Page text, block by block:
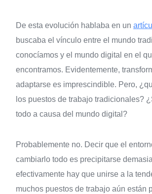
De esta evolución hablaba en un
buscaba el vínculo entre el mundo
conocíamos y el mundo digital en el
encontramos. Evidentemente,
adaptarse es imprescindible. Pero,
los puestos de trabajo tradicionales?
todo a causa del mundo digital?
Probablemente no. Decir que el
cambiarlo todo es precipitarse
efectivamente hay que unirse a la
muchos puestos de trabajo aún están